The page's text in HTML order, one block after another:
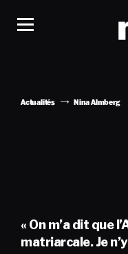
Actualités Nina Almberg
« On m’a dit que
matriarcale. Je